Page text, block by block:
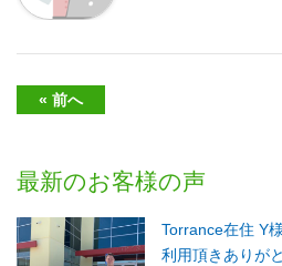
« 前へ
最新のお客様の声
Torrance在住 Y
利用頂きありが